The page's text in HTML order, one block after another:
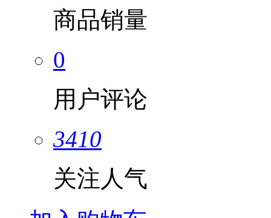
商品销量
0
用户评论
3410
关注人气